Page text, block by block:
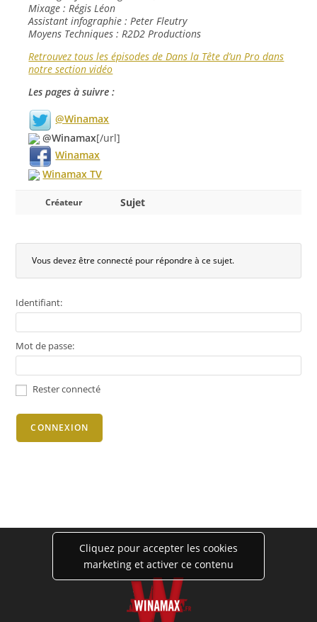
Mixage : Régis Léon
Assistant infographie : Peter Fleutry
Moyens Techniques : R2D2 Productions
Retrouvez tous les épisodes de Dans la Tête d’un Pro dans
notre section vidéo
Les pages à suivre :
@Winamax
@Winamax[/url]
Winamax
Winamax TV
Créateur Sujet
Vous devez être connecté pour répondre à ce sujet.
Identifiant:
Mot de passe:
Rester connecté
CONNEXION
Cliquez pour accepter les cookies
marketing et activer ce contenu